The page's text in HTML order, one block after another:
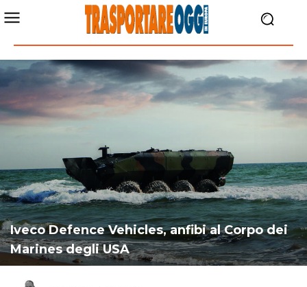
Iveco Defence Vehicles, anfibi al Corpo dei
Marines degli USA